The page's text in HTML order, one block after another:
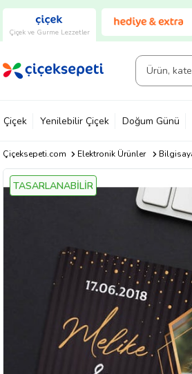
Çiçek ve Gurme Lezzetler
Çiçek Yenilebilir Çiçek Doğum Günü
Çiçeksepeti.com Elektronik Ürünler
TASARLANABİLİR